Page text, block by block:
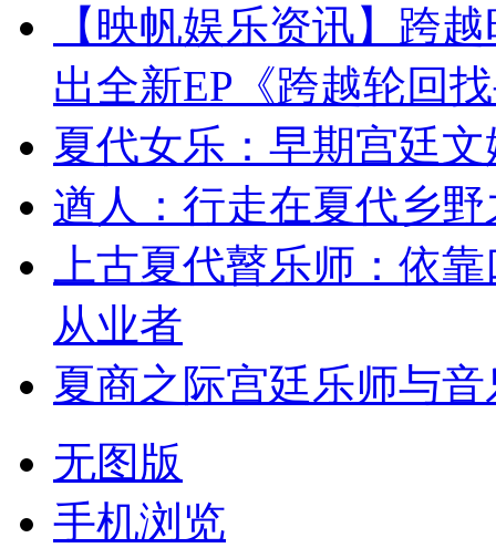
【映帆娱乐资讯】跨
出全新EP《跨越轮回
夏代女乐：早期宫廷
遒人：行走在夏代乡
上古夏代瞽乐师：依
从业者
夏商之际宫廷乐师与
无图版
手机浏览